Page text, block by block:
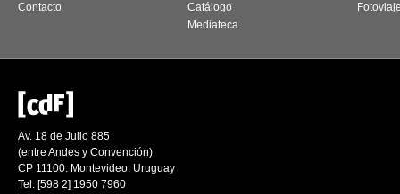
Contacto
Catálogo
Mediateca
Av. 18 de Julio 885
(entre Andes y Convención)
CP 11100. Montevideo. Uruguay
Tel: [598 2] 1950 7960